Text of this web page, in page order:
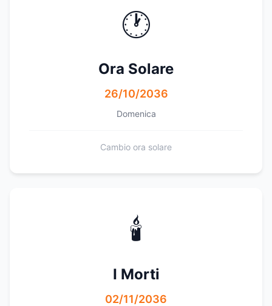
🕐
Ora Solare
26/10/2036
Domenica
Cambio ora solare
🕯️
I Morti
02/11/2036